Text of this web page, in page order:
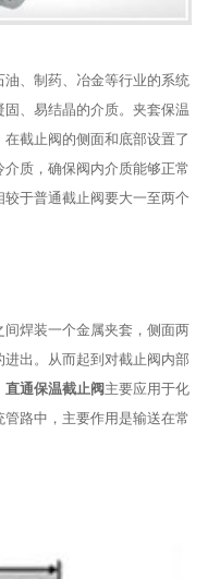
油、制药、冶金等行业的系统
、易结晶的介质。夹套保温
截止阀的侧面和底部设置了
质，确保阀内介质能够正常
于普通截止阀要大一至两个
焊装一个金属夹套，侧面两
出。从而起到对截止阀内部
直通保温截止阀主要应用于化
路中，主要作用是输送在常